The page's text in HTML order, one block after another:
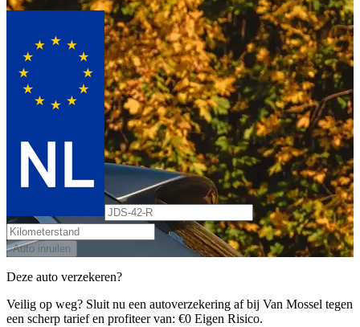
Auto inruilen
Deze auto verzekeren?
Veilig op weg? Sluit nu een autoverzekering af bij Van Mossel tegen
een scherp tarief en profiteer van: €0 Eigen Risico.